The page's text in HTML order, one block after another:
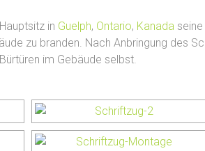
in Guelph, Ontario, Kanada
zu branden. Nach Anbringung des
im Gebäude selbst.